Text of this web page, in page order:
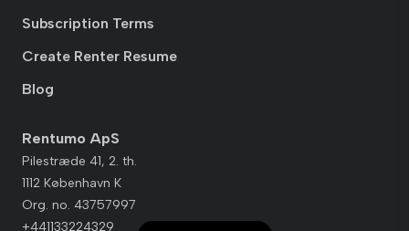
Subscription Terms
Create Renter Resume
Blog
Rentumo ApS
Pilestræde 41, 2. th.
1112 København K
Org. no. 43757997
+441133224329